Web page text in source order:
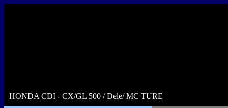
HONDA CDI - CX/GL 500 / Dele/ MC TURE